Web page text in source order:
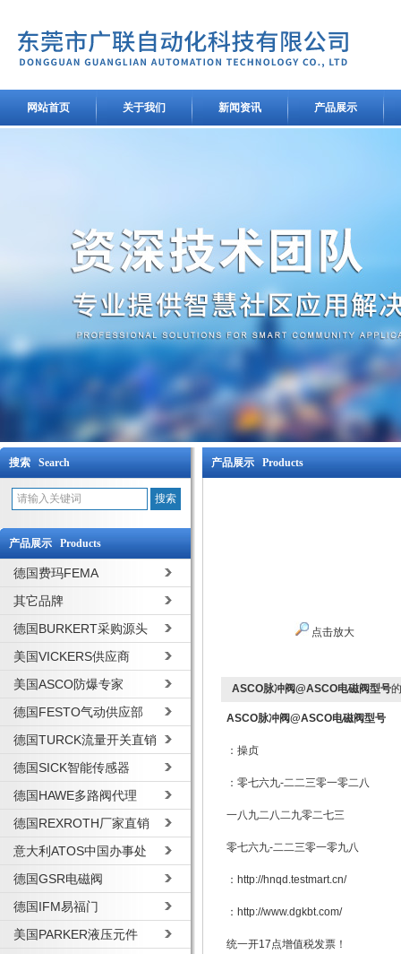
网站首页 关于我们 新闻资讯 产品展示
搜索 Search
产品展示 Products
德国费玛FEMA
其它品牌
德国BURKERT采购源头
美国VICKERS供应商
美国ASCO防爆专家
德国FESTO气动供应部
德国TURCK流量开关直销
德国SICK智能传感器
德国HAWE多路阀代理
德国REXROTH厂家直销
意大利ATOS中国办事处
德国GSR电磁阀
德国IFM易福门
美国PARKER液压元件
产品展示 Products
点击放大
ASCO脉冲阀@ASCO电磁阀型号
ASCO脉冲阀@ASCO电磁阀型号
：操贞
：零七六九-二二三零一零二八
一八九二八二九零二七三
零七六九-二二三零一零九八
：http://hnqd.testmart.cn/
：http://www.dgkbt.com/
统一开17点增值税发票！